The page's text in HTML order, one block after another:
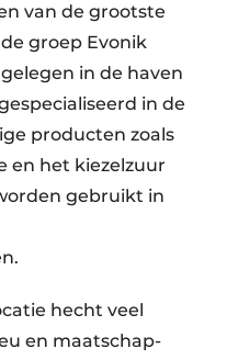
van de grootste
groep Evonik
in de haven
in de
producten zoals
en het kiezelzuur
gebruikt in
hecht veel
en maatschap­